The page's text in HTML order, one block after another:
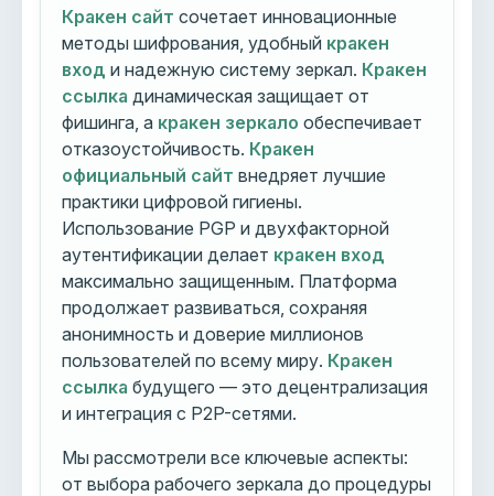
Кракен сайт сочетает инновационные
методы шифрования, удобный кракен
вход и надежную систему зеркал. Кракен
ссылка динамическая защищает от
фишинга, а кракен зеркало обеспечивает
отказоустойчивость. Кракен
официальный сайт внедряет лучшие
практики цифровой гигиены.
Использование PGP и двухфакторной
аутентификации делает кракен вход
максимально защищенным. Платформа
продолжает развиваться, сохраняя
анонимность и доверие миллионов
пользователей по всему миру. Кракен
ссылка будущего — это децентрализация
и интеграция с P2P-сетями.
Мы рассмотрели все ключевые аспекты:
от выбора рабочего зеркала до процедуры